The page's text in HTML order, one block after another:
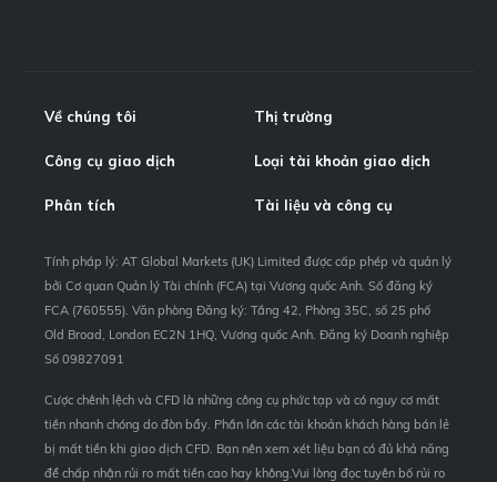
Về chúng tôi Thị trường
Công cụ giao dịch Loại tài khoản giao dịch
Phân tích Tài liệu và công cụ
Tính pháp lý: AT Global Markets (UK) Limited được cấp phép và quản lý
bởi Cơ quan Quản lý Tài chính (FCA) tại Vương quốc Anh. Số đăng ký
FCA (760555). Văn phòng Đăng ký: Tầng 42, Phòng 35C, số 25 phố
Old Broad, London EC2N 1HQ, Vương quốc Anh. Đăng ký Doanh nghiệp
Số 09827091
Cược chênh lệch và CFD là những công cụ phức tạp và có nguy cơ mất
tiền nhanh chóng do đòn bẩy. Phần lớn các tài khoản khách hàng bán lẻ
bị mất tiền khi giao dịch CFD. Bạn nên xem xét liệu bạn có đủ khả năng
để chấp nhận rủi ro mất tiền cao hay không.Vui lòng đọc tuyên bố rủi ro